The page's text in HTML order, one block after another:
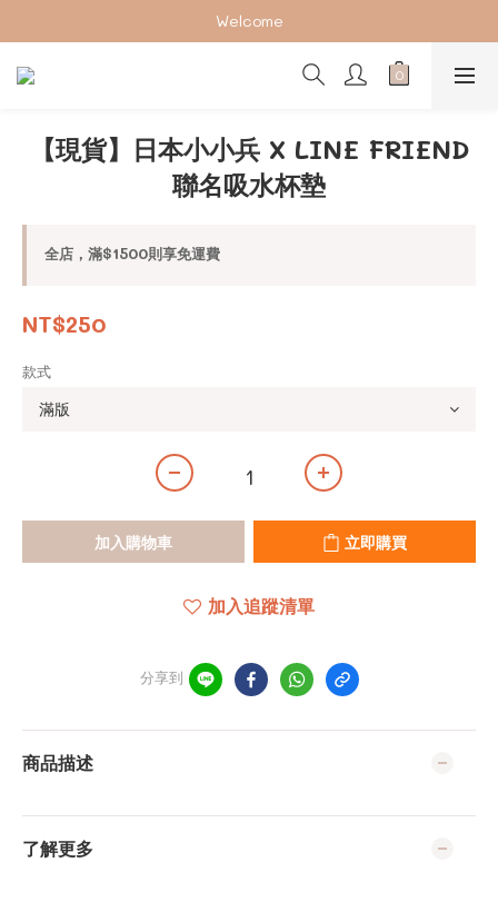
加入會員下單享2%回饋紅利 ❤❤
Welcome
加入會員下單享2%回饋紅利 ❤❤
【現貨】日本小小兵 X LINE FRIEND
聯名吸水杯墊
全店，滿$1500則享免運費
NT$250
款式
加入購物車 立即購買
加入追蹤清單
分享到
商品描述
了解更多